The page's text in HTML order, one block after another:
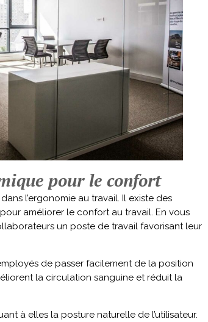
pour le confort
l’ergonomie au travail. Il existe des
améliorer le confort au travail. En vous
un poste de travail favorisant leur
de passer facilement de la position
la circulation sanguine et réduit la
à elles la posture naturelle de l’utilisateur.